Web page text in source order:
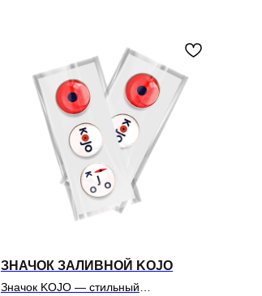
ЗНАЧОК ЗАЛИВНОЙ KOJO
Значок KOJO — стильный